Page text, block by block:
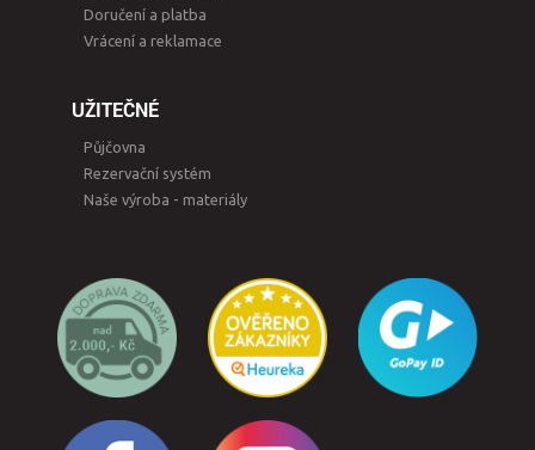
Doručení a platba
Vrácení a reklamace
UŽITEČNÉ
Půjčovna
Rezervační systém
Naše výroba - materiály